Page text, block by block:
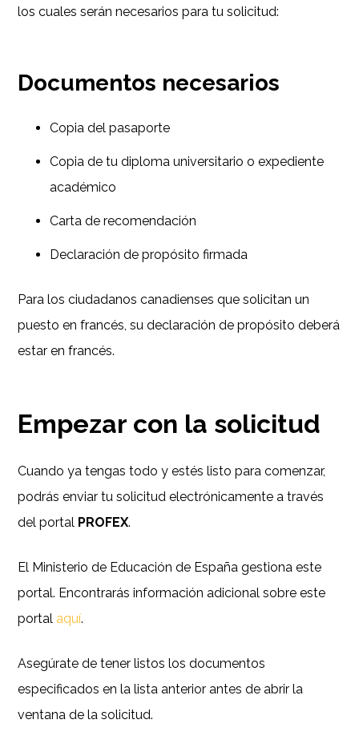
los cuales serán necesarios para tu solicitud:
Documentos necesarios
Copia del pasaporte
Copia de tu diploma universitario o expediente
académico
Carta de recomendación
Declaración de propósito firmada
Para los ciudadanos canadienses que solicitan un
puesto en francés, su declaración de propósito deberá
estar en francés.
Empezar con la solicitud
Cuando ya tengas todo y estés listo para comenzar,
podrás enviar tu solicitud electrónicamente a través
del portal PROFEX.
El Ministerio de Educación de España gestiona este
portal. Encontrarás información adicional sobre este
portal aquí.
Asegúrate de tener listos los documentos
especificados en la lista anterior antes de abrir la
ventana de la solicitud.